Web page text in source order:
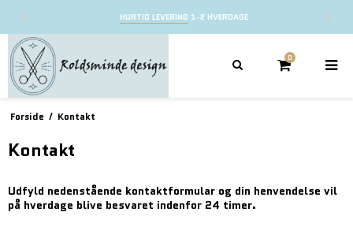
HURTIG LEVERING 1-2 HVERDAGE
0
Forside / Kontakt
Kontakt
Udfyld nedenstående kontaktformular og din henvendelse vil
på hverdage blive besvaret indenfor 24 timer.